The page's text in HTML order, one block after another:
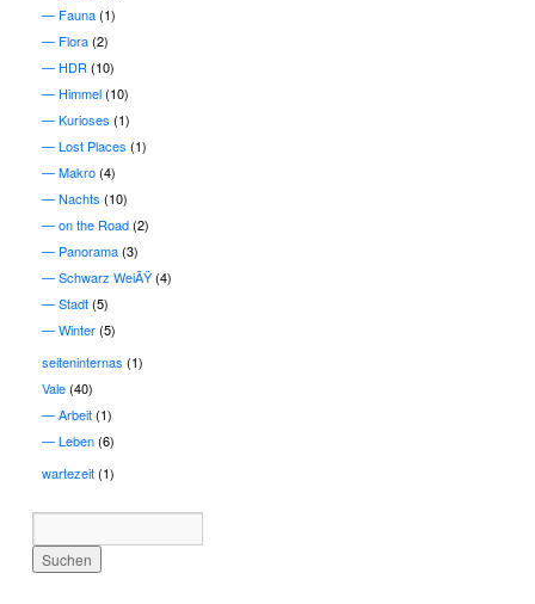
Fauna(1)
Flora(2)
HDR (10)
Himmel(10)
Kurioses (1)
Lost Places (1)
Makro(4)
Nachts (10)
on the Road(2)
Panorama(3)
Schwarz WeiÃŸ(4)
Stadt(5)
Winter(5)
seiteninternas (1)
Vale(40)
Arbeit(1)
Leben(6)
wartezeit(1)